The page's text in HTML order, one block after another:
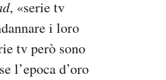
, «serie tv
i loro
tv però sono
l’epoca d’oro